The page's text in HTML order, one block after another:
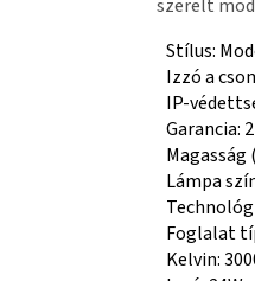
0,0
csillag.
szerelt
Stílus:
Izzó a
IP-
Garancia:
Magasság
Lámpa
Foglalat
Kelvin: